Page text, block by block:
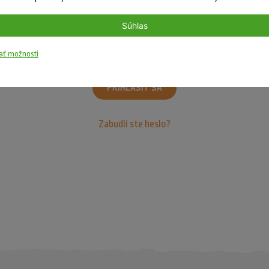
si ma
PRIHLÁSIŤ SA
Zabudli ste heslo?
Súhlas
možnosti